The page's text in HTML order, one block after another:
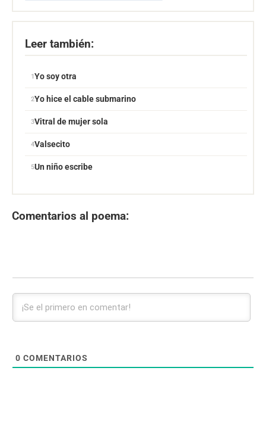
Leer también:
Yo soy otra
Yo hice el cable submarino
Vitral de mujer sola
Valsecito
Un niño escribe
Comentarios al poema:
0 COMENTARIOS